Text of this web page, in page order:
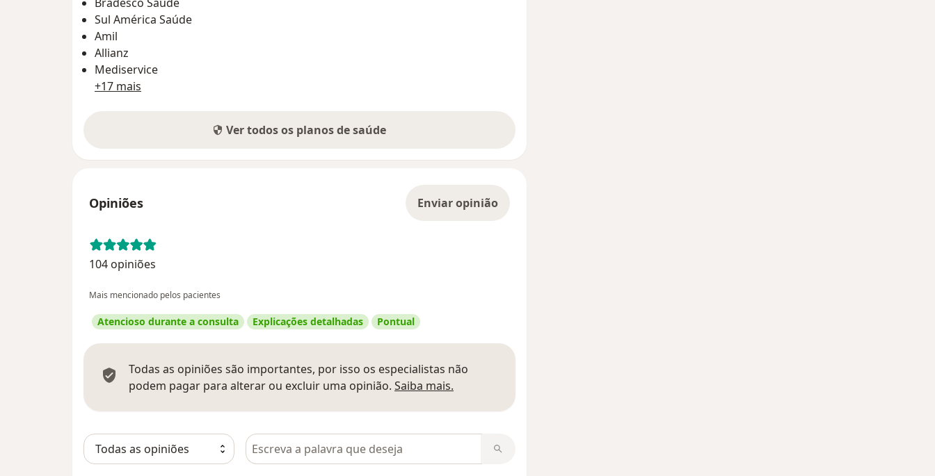
Sul América Saúde
Amil
Allianz
Mediservice
+17 mais
Ver todos os planos de saúde
Opiniões Enviar opinião
104 opiniões
Mais mencionado pelos pacientes
Atencioso durante a consulta Explicações detalhadas Pontual
Todas as opiniões são importantes, por isso os especialistas não
podem pagar para alterar ou excluir uma opinião. Saiba mais.
Pesquisar em opiniões